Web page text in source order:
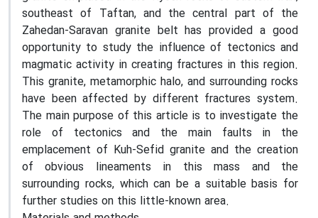
southeast of Taftan, and the central part of the
Zahedan-Saravan granite belt has provided a good
opportunity to study the influence of tectonics and
magmatic activity in creating fractures in this region.
This granite, metamorphic halo, and surrounding rocks
have been affected by different fractures system.
The main purpose of this article is to investigate the
role of tectonics and the main faults in the
emplacement of Kuh-Sefid granite and the creation
of obvious lineaments in this mass and the
surrounding rocks, which can be a suitable basis for
further studies on this little-known area.